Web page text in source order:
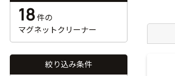
18件の
マグネットクリーナー
絞り込み条件